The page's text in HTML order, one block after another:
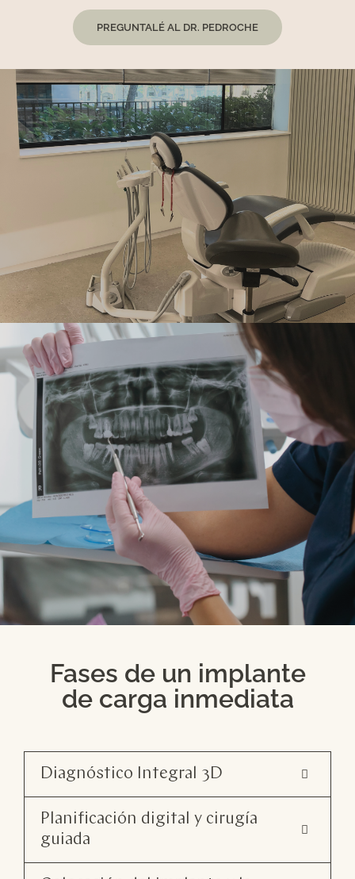
PREGUNTALÉ AL DR. PEDROCHE
Fases de un implante
de carga inmediata
Diagnóstico Integral 3D
Planificación digital y cirugía
guiada